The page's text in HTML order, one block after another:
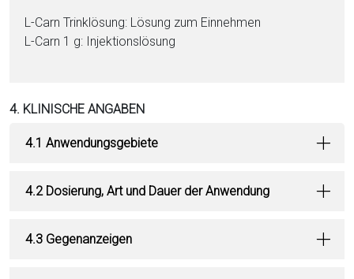
L-Carn Trinklösung: Lö­sung zum Einnehmen
L-Carn 1 g: In­jektionslösung
4. KLINISCHE ANGABEN
4.1 Anwendungsgebiete
4.2 Dosierung, Art und Dauer der Anwendung
4.3 Gegenanzeigen